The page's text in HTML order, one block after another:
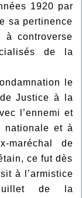
1920 par
sa pertinence
controverse
de la
le
Justice à la
l’ennemi et
nationale et à
maréchal de
ce fut dès
à l’armistice
juillet de la